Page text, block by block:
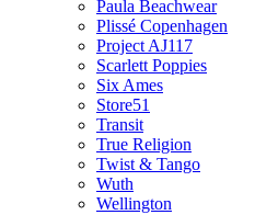
Paula Beachwear
Plissé Copenhagen
Project AJ117
Scarlett Poppies
Six Ames
Store51
Transit
True Religion
Twist & Tango
Wuth
Wellington